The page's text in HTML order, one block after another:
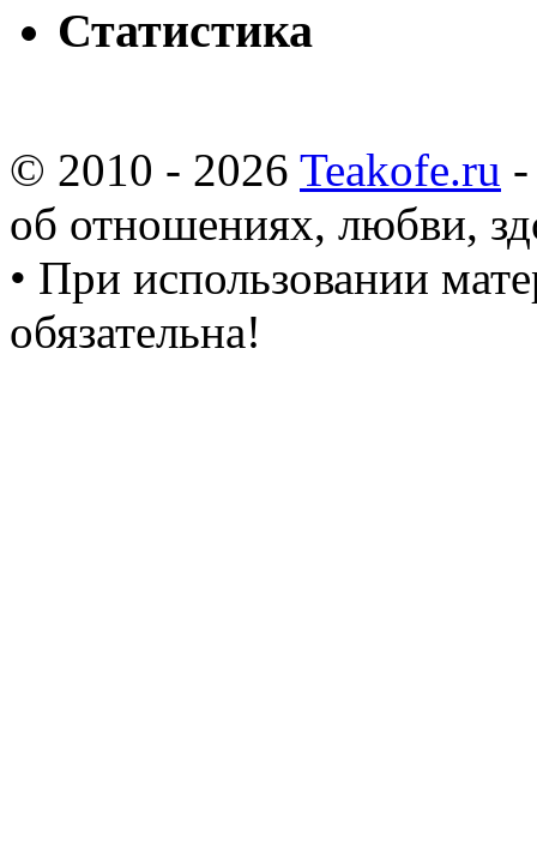
Статистика
© 2010 - 2026 Teakofe.ru
об отношениях, любви,
• При использовании
обязательна!